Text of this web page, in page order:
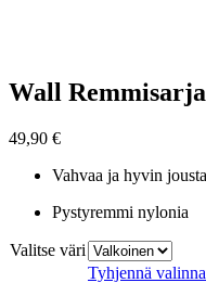
Wall Remmisarja
49,90 €
Vahvaa ja hyvin
Pystyremmi nylonia
Valitse väri
Tyhjennä